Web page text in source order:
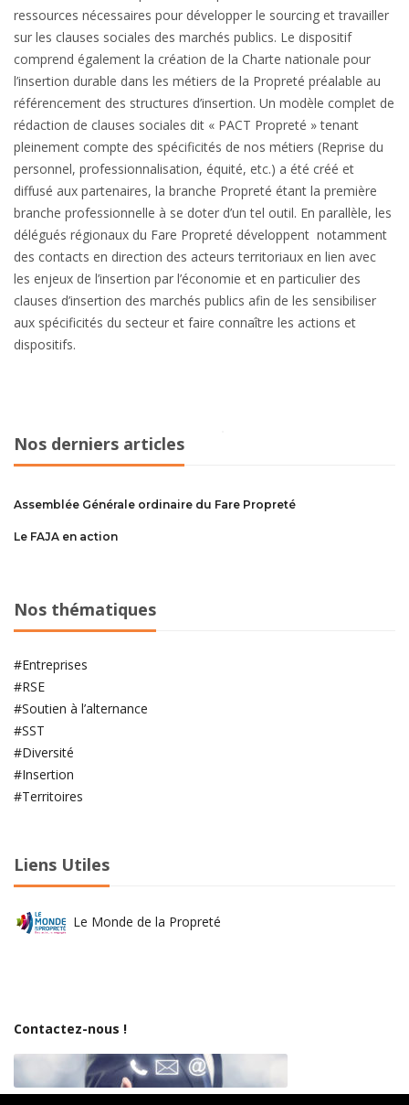
ressources nécessaires pour développer le sourcing et travailler
sur les clauses sociales des marchés publics. Le dispositif
comprend également la création de la Charte nationale pour
l’insertion durable dans les métiers de la Propreté préalable au
référencement des structures d’insertion. Un modèle complet de
rédaction de clauses sociales dit « PACT Propreté » tenant
pleinement compte des spécificités de nos métiers (Reprise du
personnel, professionnalisation, équité, etc.) a été créé et
diffusé aux partenaires, la branche Propreté étant la première
branche professionnelle à se doter d’un tel outil. En parallèle, les
délégués régionaux du Fare Propreté développent notamment
des contacts en direction des acteurs territoriaux en lien avec
les enjeux de l’insertion par l’économie et en particulier des
clauses d’insertion des marchés publics afin de les sensibiliser
aux spécificités du secteur et faire connaître les actions et
dispositifs.
Nos derniers articles
Assemblée Générale ordinaire du Fare Propreté
Le FAJA en action
Nos thématiques
#Entreprises
#RSE
#Soutien à l’alternance
#SST
#Diversité
#Insertion
#Territoires
Liens Utiles
Le Monde de la Propreté
Contactez-nous !